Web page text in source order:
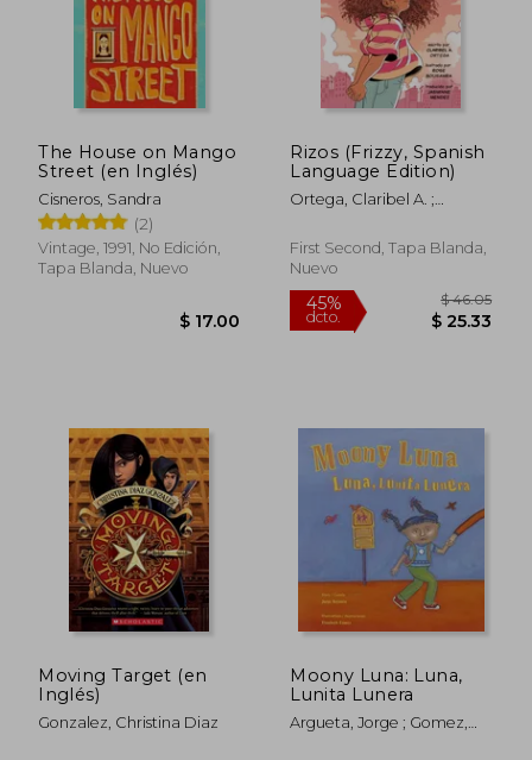
40%
dcto. $ 19.93
40%
dcto.
The House on Mango
Street (en Inglés)
Cisneros, Sandra
(2)
Vintage, 1991, No Edición,
Tapa Blanda, Nuevo
Rizos (Frizzy, Spanish
Language Edition)
Ortega, Claribel A. ;
Jasminne
First Second, Tapa Blanda,
Nuevo
Moving Target (en
Inglés)
Gonzalez, Christina Diaz
Moony Luna: Luna,
Lunita Lunera
Argueta, Jorge ; Gomez,